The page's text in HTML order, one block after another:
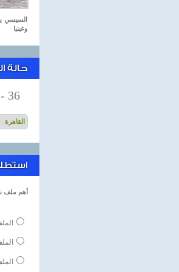
السيسي
وغينيا
حالة
36
أهم ملف